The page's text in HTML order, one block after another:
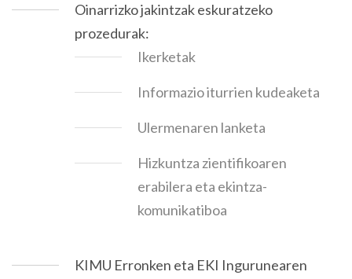
Oinarrizko jakintzak eskuratzeko
prozedurak:
Ikerketak
Informazio iturrien kudeaketa
Ulermenaren lanketa
Hizkuntza zientifikoaren
erabilera eta ekintza-
komunikatiboa
KIMU Erronken eta EKI Ingurunearen